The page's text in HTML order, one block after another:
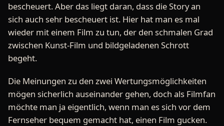
bescheuert. Aber das liegt daran, dass die Story an
sich auch sehr bescheuert ist. Hier hat man es mal
wieder mit einem Film zu tun, der den schmalen Grad
zwischen Kunst-Film und bildgeladenen Schrott
begeht.
Die Meinungen zu den zwei Wertungsmöglichkeiten
mögen sicherlich auseinander gehen, doch als Filmfan
möchte man ja eigentlich, wenn man es sich vor dem
Fernseher bequem gemacht hat, einen Film gucken.